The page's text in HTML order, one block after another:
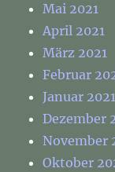
Mai 2021
April 2021
März 2021
Februar
Januar 2021
Dezember
November
Oktober